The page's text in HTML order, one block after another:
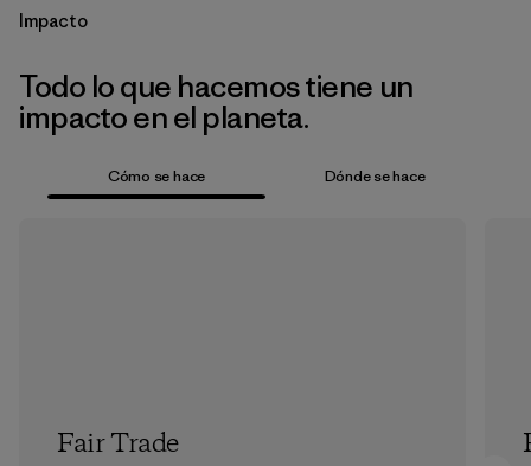
Impacto
Todo lo que hacemos tiene un
impacto en el planeta.
Cómo se hace Dónde se hace
Fair Trade